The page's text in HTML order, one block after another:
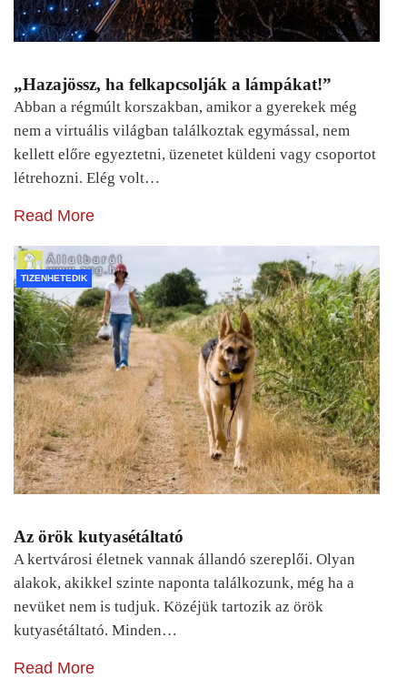
„Hazajössz, ha felkapcsolják a lámpákat!”
Abban a régmúlt korszakban, amikor a gyerekek még
nem a virtuális világban találkoztak egymással, nem
kellett előre egyeztetni, üzenetet küldeni vagy csoportot
létrehozni. Elég volt…
Read More
TIZENHETEDIK
Az örök kutyasétáltató
A kertvárosi életnek vannak állandó szereplői. Olyan
alakok, akikkel szinte naponta találkozunk, még ha a
nevüket nem is tudjuk. Közéjük tartozik az örök
kutyasétáltató. Minden…
Read More